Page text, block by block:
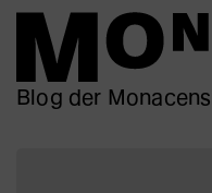
Blog der